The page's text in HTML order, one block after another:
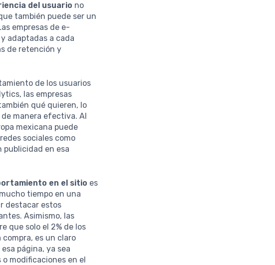
del usuario no
también puede ser un
empresas de e-
adaptadas a cada
de retención y
de los usuarios
las empresas
qué quieren, lo
manera efectiva. Al
mexicana puede
sociales como
publicidad en esa
en el sitio es
tiempo en una
destacar estos
Asimismo, las
que solo el 2% de los
es un claro
página, ya sea
modificaciones en el